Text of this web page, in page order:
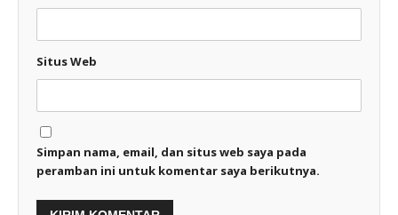
Situs Web
Simpan nama, email, dan situs web saya pada
peramban ini untuk komentar saya berikutnya.